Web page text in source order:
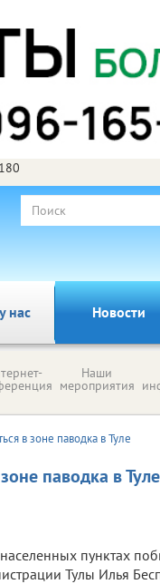
нас Новости
Наши
мероприятия
в зоне паводка в Туле
паводка в Туле
пунктах
Тулы Илья